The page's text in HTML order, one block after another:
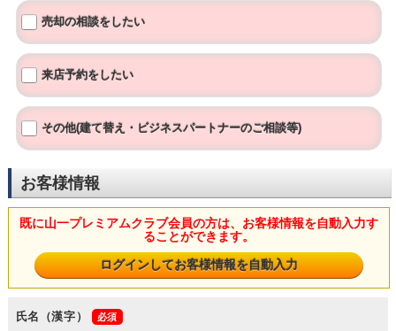
売却の相談をしたい
来店予約をしたい
その他(建て替え・ビジネスパートナーのご相談等)
お客様情報
既に山一プレミアムクラブ会員の方は、お客様情報を自動入力す
ることができます。
氏名（漢字）